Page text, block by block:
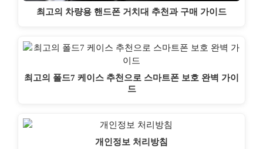
최고의 차량용 핸드폰 거치대 추천과 구매 가이드
최고의 폴드7 케이스 추천으로 스마트폰 보호 완벽 가이
드
개인정보 처리방침